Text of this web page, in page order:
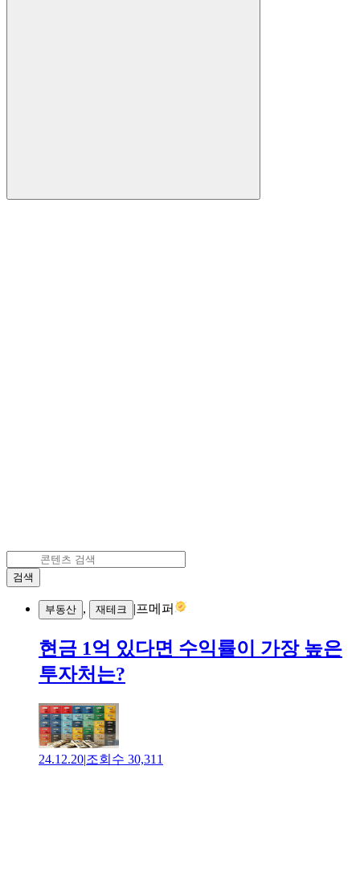
검색
부동산 , 재테크 |프메퍼
현금 1억 있다면 수익률이 가장 높은
투자처는?
24.12.20|조회수 30,311